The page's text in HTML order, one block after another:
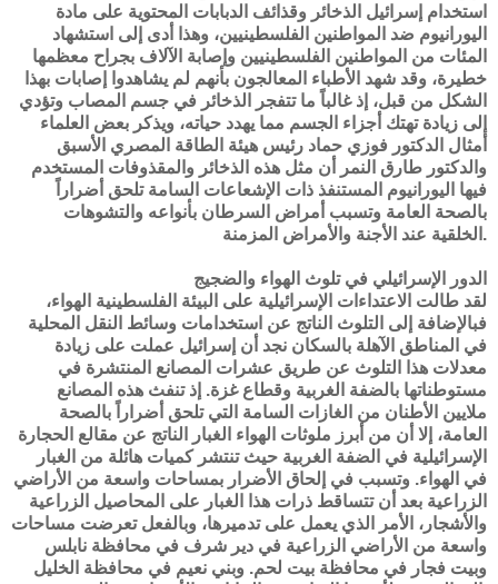
استخدام إسرائيل الذخائر وقذائف الدبابات المحتوية على مادة
اليورانيوم ضد المواطنين الفلسطينيين، وهذا أدى إلى استشهاد
المئات من المواطنين الفلسطينيين وإصابة الآلاف بجراح معظمها
خطيرة، وقد شهد الأطباء المعالجون بأنهم لم يشاهدوا إصابات بهذا
الشكل من قبل، إذ غالباً ما تتفجر الذخائر في جسم المصاب وتؤدي
إلى زيادة تهتك أجزاء الجسم مما يهدد حياته، ويذكر بعض العلماء
أمثال الدكتور فوزي حماد رئيس هيئة الطاقة المصري الأسبق
والدكتور طارق النمر أن مثل هذه الذخائر والمقذوفات المستخدم
فيها اليورانيوم المستنفذ ذات الإشعاعات السامة تلحق أضراراً
بالصحة العامة وتسبب أمراض السرطان بأنواعه والتشوهات
الخلقية عند الأجنة والأمراض المزمنة.
الدور الإسرائيلي في تلوث الهواء والضجيج
فبالإضافة إلى التلوث الناتج عن استخدامات وسائط النقل المحلية
في المناطق الآهلة بالسكان نجد أن إسرائيل عملت على زيادة
معدلات هذا التلوث عن طريق عشرات المصانع المنتشرة في
مستوطناتها بالضفة الغربية وقطاع غزة. إذ تنفث هذه المصانع
ملايين الأطنان من الغازات السامة التي تلحق أضراراً بالصحة
العامة، إلا أن من أبرز ملوثات الهواء الغبار الناتج عن مقالع الحجارة
الإسرائيلية في الضفة الغربية حيث تنتشر كميات هائلة من الغبار
في الهواء. وتسبب في إلحاق الأضرار بمساحات واسعة من الأراضي
الزراعية بعد أن تتساقط ذرات هذا الغبار على المحاصيل الزراعية
والأشجار، الأمر الذي يعمل على تدميرها، وبالفعل تعرضت مساحات
واسعة من الأراضي الزراعية في دير شرف في محافظة نابلس
وبيت فجار في محافظة بيت لحم. وبني نعيم في محافظة الخليل